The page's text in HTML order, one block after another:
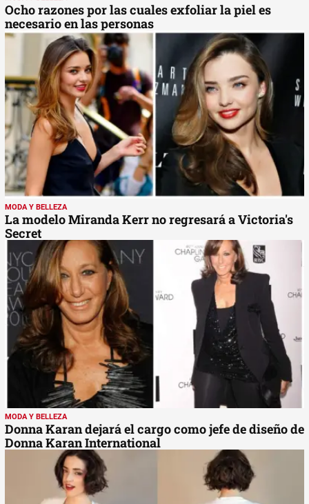
Ocho razones por las cuales exfoliar la piel es
necesario en las personas
MODA Y BELLEZA
La modelo Miranda Kerr no regresará a Victoria's
Secret
MODA Y BELLEZA
Donna Karan dejará el cargo como jefe de diseño de
Donna Karan International